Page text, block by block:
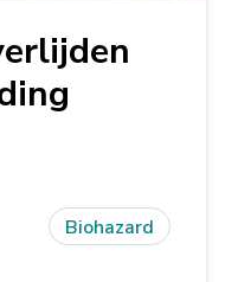
Biohazard